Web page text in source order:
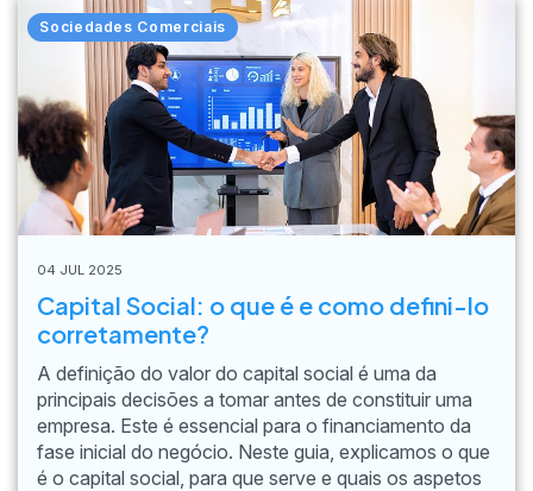
Sociedades Comerciais
04 JUL 2025
Capital Social: o que é e como defini-lo
corretamente?
A definição do valor do capital social é uma da
principais decisões a tomar antes de constituir uma
empresa. Este é essencial para o financiamento da
fase inicial do negócio. Neste guia, explicamos o que
é o capital social, para que serve e quais os aspetos